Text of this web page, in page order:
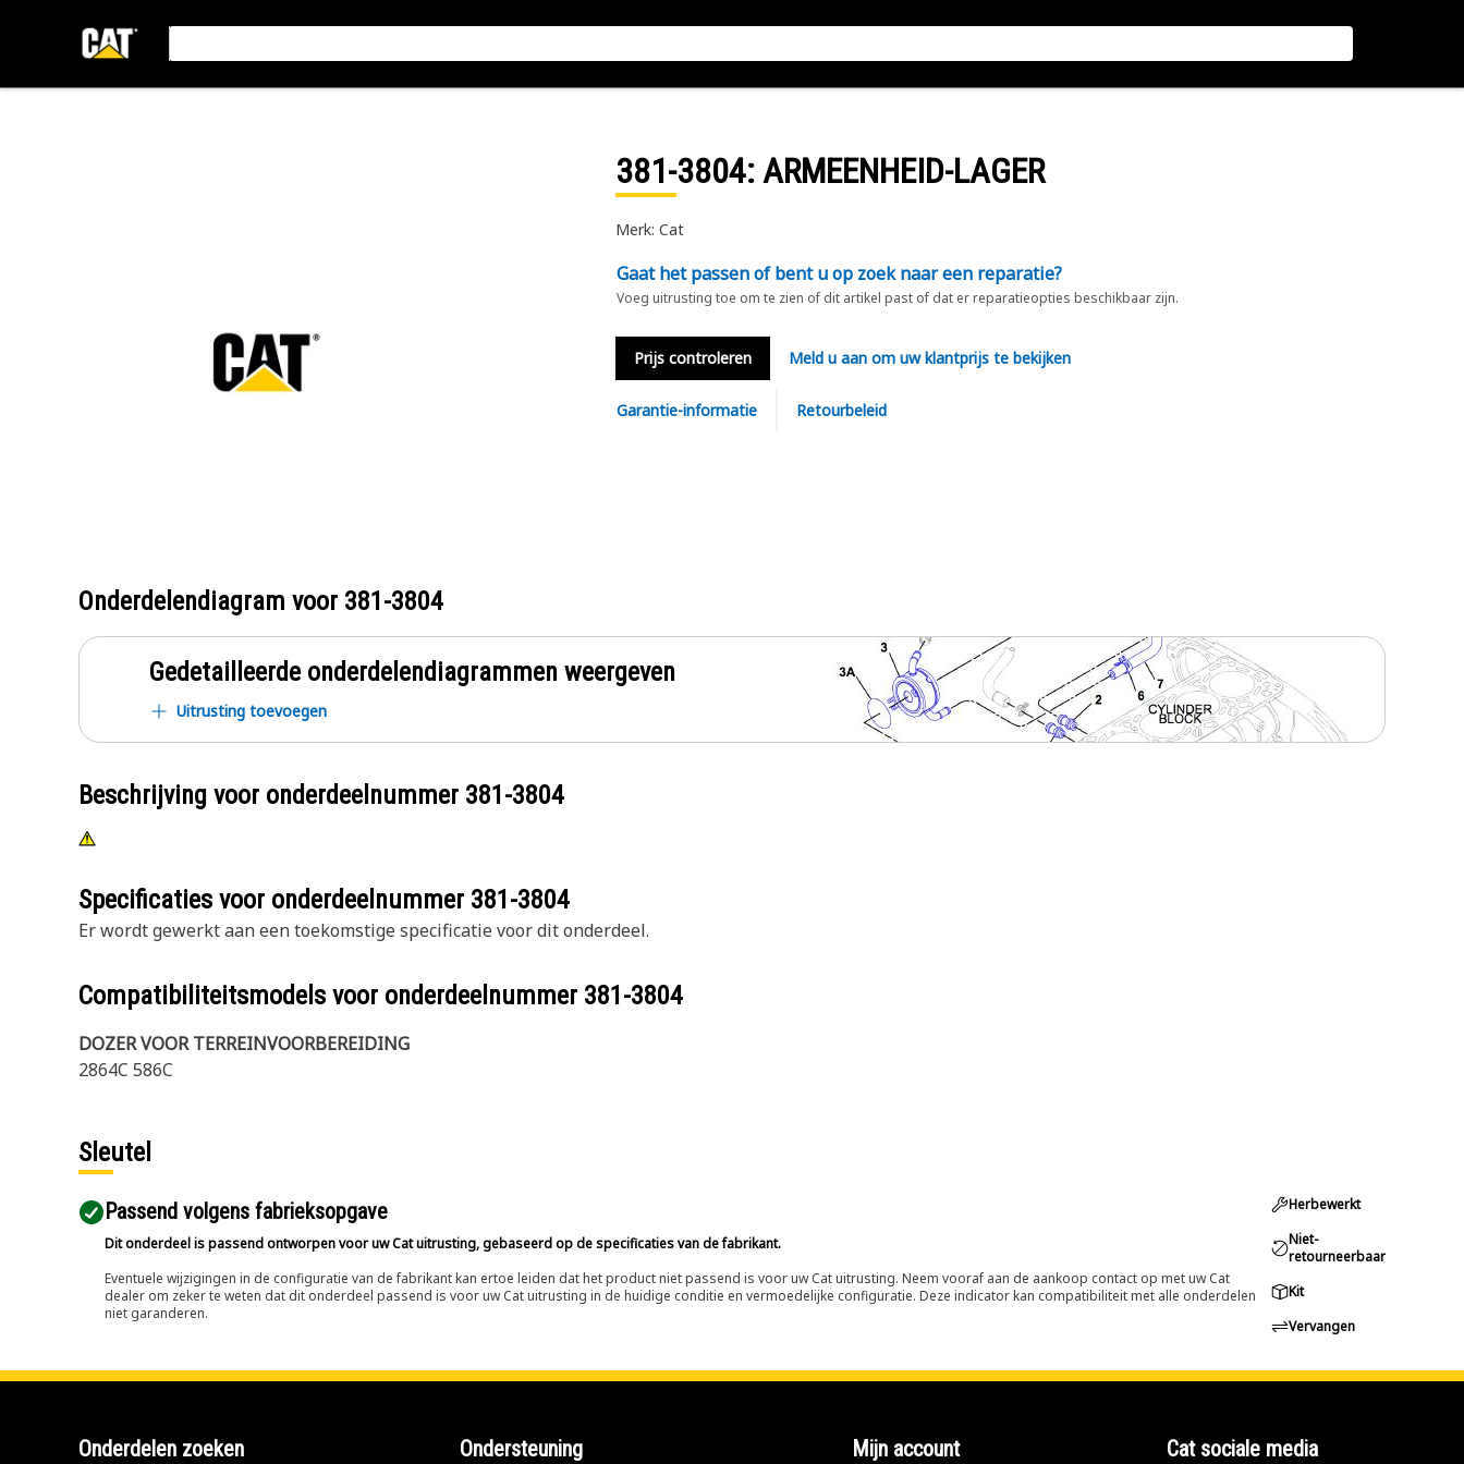
381-3804: ARMEENHEID-LAGER
Merk: Cat
Gaat het passen of bent u op zoek naar een reparatie?
Voeg uitrusting toe om te zien of dit artikel past of dat er reparatieopties beschikbaar zijn.
Prijs controleren Meld u aan om uw klantprijs te bekijken
Garantie-informatie Retourbeleid
Onderdelendiagram voor 381-3804
Gedetailleerde onderdelendiagrammen weergeven
Uitrusting toevoegen
Beschrijving voor onderdeelnummer 381-3804
Specificaties voor onderdeelnummer 381-3804
Er wordt gewerkt aan een toekomstige specificatie voor dit onderdeel.
Compatibiliteitsmodels voor onderdeelnummer 381-3804
DOZER VOOR TERREINVOORBEREIDING
2864C 586C
Sleutel
Passend volgens fabrieksopgave
Dit onderdeel is passend ontworpen voor uw Cat uitrusting, gebaseerd op de specificaties van de fabrikant.
Eventuele wijzigingen in de configuratie van de fabrikant kan ertoe leiden dat het product niet passend is voor uw Cat uitrusting. Neem vooraf aan de aankoop contact op met uw Cat
dealer om zeker te weten dat dit onderdeel passend is voor uw Cat uitrusting in de huidige conditie en vermoedelijke configuratie. Deze indicator kan compatibiliteit met alle onderdelen
niet garanderen.
Herbewerkt
Niet-
retourneerbaar
Kit
Vervangen
Onderdelen zoeken Ondersteuning Mijn account Cat sociale media